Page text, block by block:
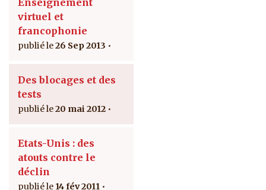
virtuel et
francophonie
26 Sep 2013
Des blocages et des
tests
20 mai 2012
Etats-Unis : des
atouts contre le
déclin
14 fév 2011